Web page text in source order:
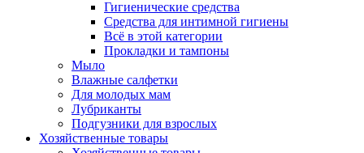
Гигиенические средства
Средства для интимной гигиены
Всё в этой категории
Прокладки и тампоны
Мыло
Влажные салфетки
Для молодых мам
Лубриканты
Подгузники для взрослых
Хозяйственные товары